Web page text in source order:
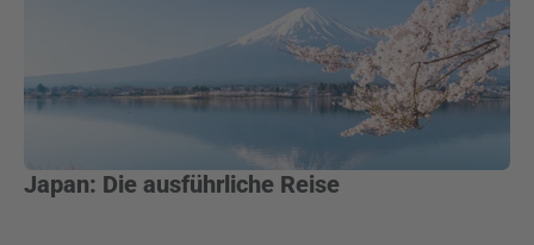
Japan: Die ausführliche Reise